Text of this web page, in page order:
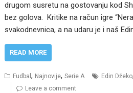
drugom susretu na gostovanju kod
bez golova. Kritike na račun igre
svakodnevnica, a na udaru je i naš
READ MORE
Fudbal, Najnovije,Serie A Edin Džeko,
Leave a comment